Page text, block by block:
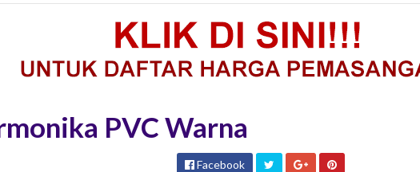
PVC Warna
Facebook